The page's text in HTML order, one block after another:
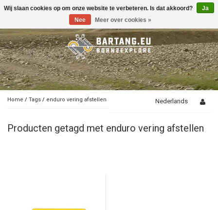
Toggle
Home / Tags / enduro vering afstellen Nederlands
Producten getagd met enduro vering afstellen
Wij slaan cookies op om onze website te verbeteren. Is dat akkoord?
Ja
Nee
Meer over cookies »